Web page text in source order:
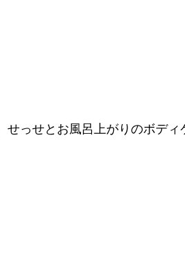
せっせとお風呂上がりのボディ